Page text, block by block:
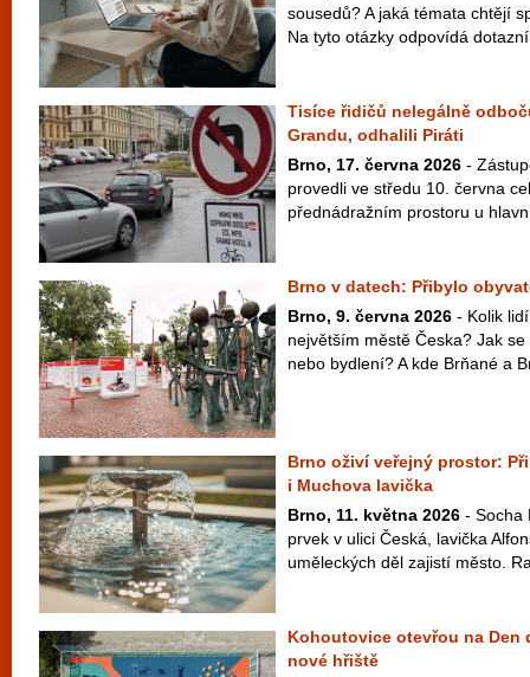
sousedů? A jaká témata chtějí
Na tyto otázky odpovídá
Tisíce řidičů nelegálně
Grandu, odhalili Piráti
Brno, 17. června 2026 -
provedli ve středu 10. června
přednádražním prostoru u
Brno v datech: Přibylo
Brno, 9. června 2026 - Kolik
největším městě Česka? Jak
nebo bydlení? A kde Brňané a
Brno oživí veřejný prostor:
i Muchova lavička
Brno, 11. května 2026 - Socha
prvek v ulici Česká, lavička
uměleckých děl zajistí město.
Kohoutovice otevřou na Den
nové hřiště